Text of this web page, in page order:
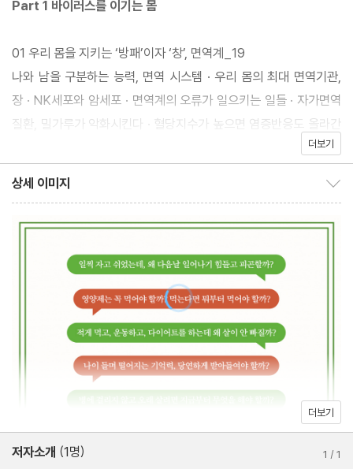
정상적이지 못할 때 아픈 곳이 생긴다. 쉽게 말해, 장에 탈이 나면 우
선 장을 살펴야겠지만, 장‘만의’ 문제로 여기면 안 된다. 호흡이 불편
하면 폐의 문제를 떠올리겠지만, 결코 폐‘만이’ 그 원인은 아니다. 우
리 몸은 부품을 갈아 끼워 쓰는 기계가 아니기 때문이다. 유기적으로
작동하는 우리 ‘몸’이라는 시스템을 제대로 알고, 원리를 이해하는
것만으로도 질병과 바이러스로부터 우리 몸을 지켜낼 수 있다. ‘이기
는 몸’의 진정한 주인이 될 수 있다.
『이기는 몸』은 여기에서부터 시작한다. 앞으로 50년 이상 더 써야
할 우리 몸을 최대한 ‘알고’ 쓰고 ‘아껴’ 쓰자는 것. 내 몸에 대해 제대
로 이해하고, 몸이 보내는 신호를 알아차리면서 말이다. 바이러스로
부터, 질병으로부터 그리고 노화로부터 ‘이기는 몸’을 만들 수 있는
오만가지 이야기들이 이 책에 담겨 있다.
Part 1 바이러스를 이기는 몸
01 우리 몸을 지키는 ‘방패’이자 ‘창’, 면역계_19
나와 남을 구분하는 능력, 면역 시스템 · 우리 몸의 최대 면역기관,
장 · NK세포와 암세포 · 면역계의 오류가 일으키는 일들 · 자가면역
질환, 밀가루가 악화시킨다 · 혈당지수가 높으면 염증반응도 올라간
다 · 면역세포의 균형을 돕는 세 가지 성분 · 입술 물집, 몸이 보내는
이 패혈증을 유발하는 독?
나이가 들면 왜 자꾸 피곤해질까? · 세포 속의 보일러, 미토콘드리아
· 활성산소의 공격, 노화가 시작된다 · 강력한 항산화작용에 필요한
음식 · 똑같이 나이 먹어도 다르게 늙는다 · 나도 모르는 사이 미세염
증이 생기는 이유 · 망가지기 전에 알아둬야 할 미세염증 예방법 · 혈
관을 막는 또 하나의 주범, 호모시스테인 · 미국 보스턴에 있는 ‘대변
은행’에서 하는 일 · 장내 세균을 알면 장수가 보인다
03 몸 네트워크의 자동 시스템, 호르몬_82
인슐린 분비량이 건강을 좌우하는 이유 · 부족해도 안 되고, 넘쳐도
더보기
상세 이미지
더보기
저자소개 (1명) 1 /1